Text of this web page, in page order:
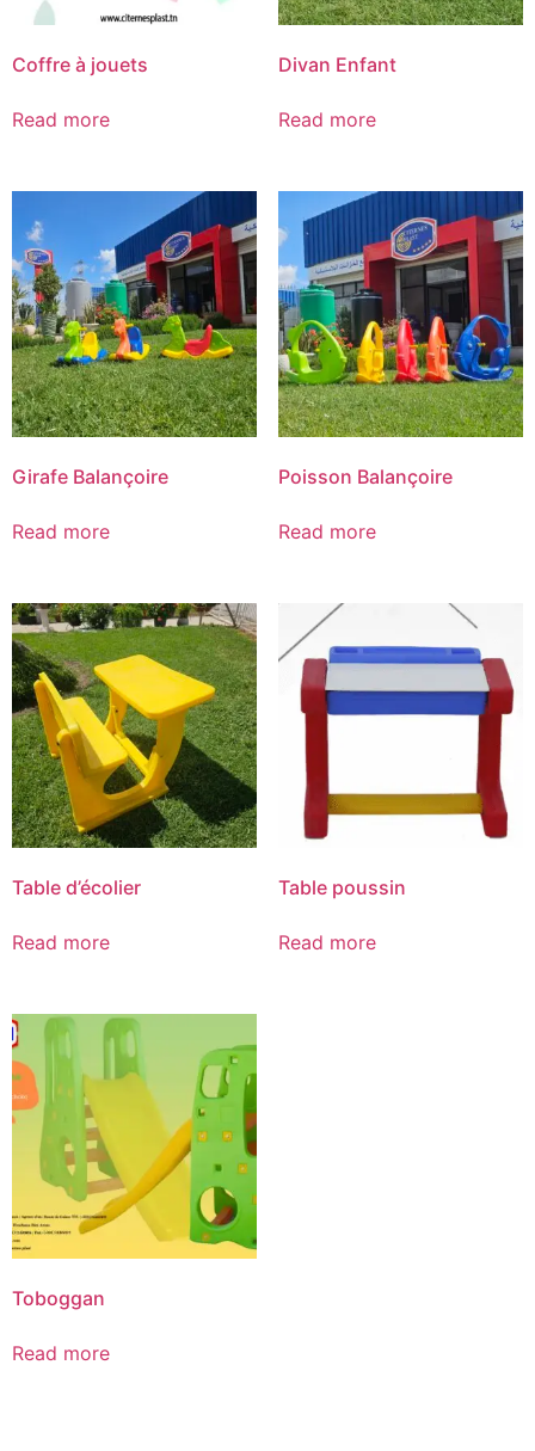
Coffre à jouets
Read more
Divan Enfant
Read more
Girafe Balançoire
Read more
Poisson Balançoire
Read more
Table d’écolier
Read more
Table poussin
Read more
Toboggan
Read more